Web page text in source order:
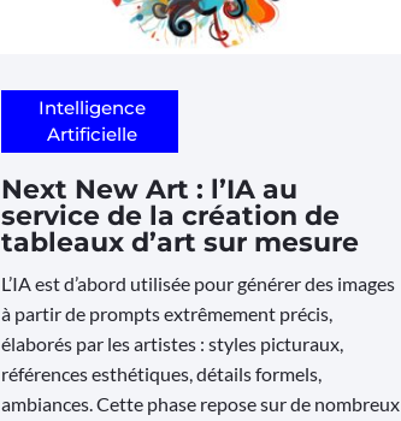
Intelligence
Artificielle
Next New Art : l’IA au
service de la création de
tableaux d’art sur mesure
L’IA est d’abord utilisée pour générer des images
à partir de prompts extrêmement précis,
élaborés par les artistes : styles picturaux,
références esthétiques, détails formels,
ambiances. Cette phase repose sur de nombreux